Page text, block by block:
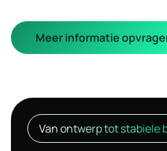
Meer informatie
Van ontwerp tot stabiele